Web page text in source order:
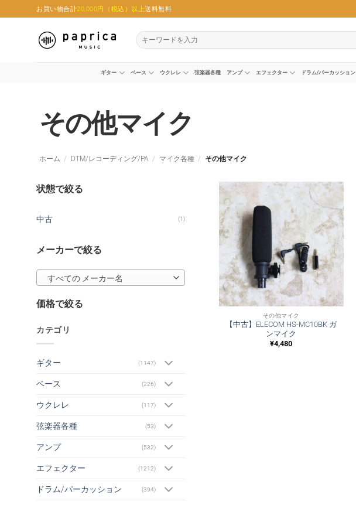
to
お買い物合計20,000円（税込）以上送料無料
検
索
ギター ベース ウクレレ 弦楽器各種 アンプ エフェクター ドラム/パーカッション
その他マイク
ホーム / DTM/レコーディング/PA / マイク各種 / その他マイク
状態で絞る
中古 (1)
メーカーで絞る
すべての メーカー名
価格で絞る
カテゴリ
ギター (1147)
ベース (226)
ウクレレ (117)
弦楽器各種 (53)
アンプ (532)
エフェクター (1212)
ドラム/パーカッション (394)
その他マイク
【中古】ELECOM HS-MC10BK ガ
ンマイク
¥4,480